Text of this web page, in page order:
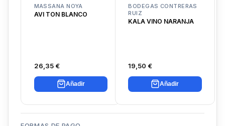
MASSANA NOYA
AVI TON BLANCO
26,35 €
Añadir
BODEGAS CONTRERAS
RUIZ
KALA VINO NARANJA
19,50 €
Añadir